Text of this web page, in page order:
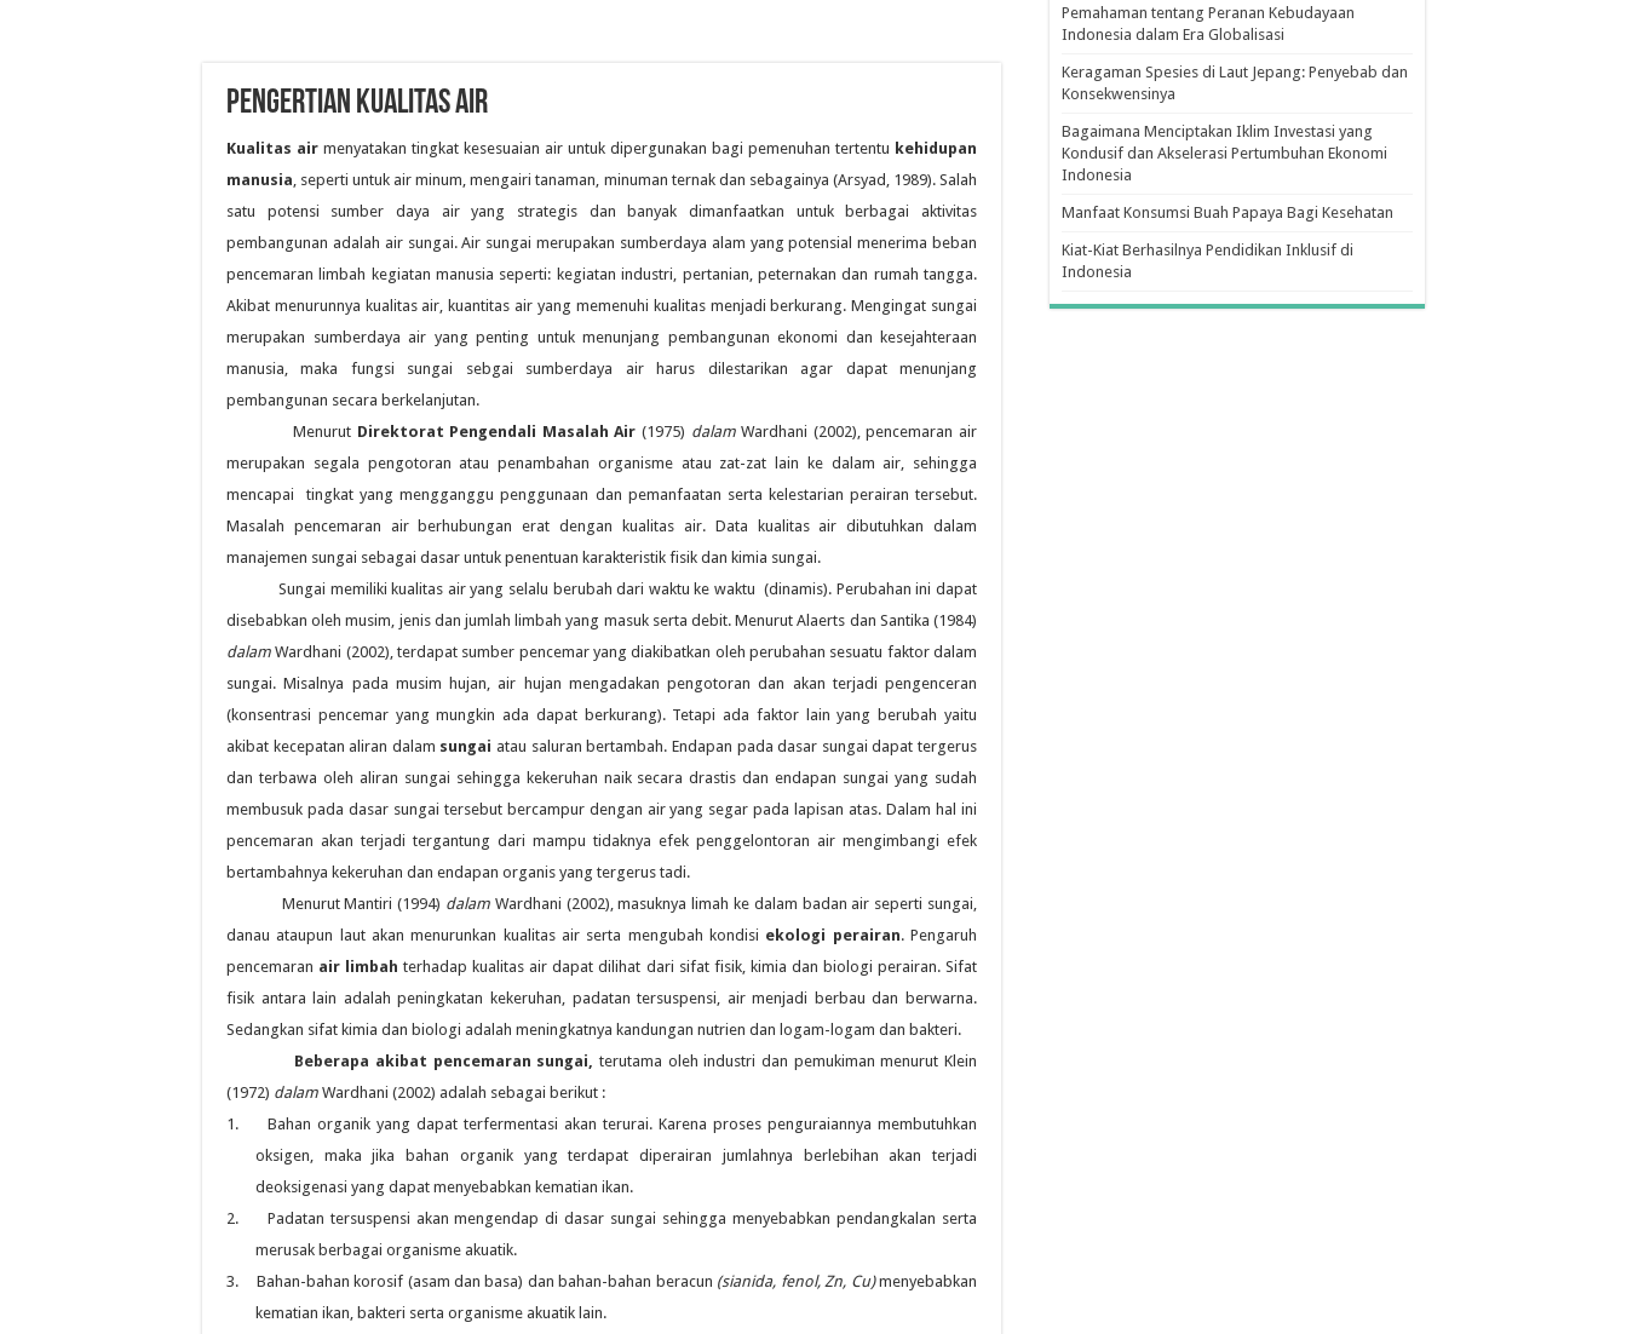
PENGERTIAN KUALITAS AIR
Kualitas air menyatakan tingkat kesesuaian air untuk dipergunakan bagi pemenuhan tertentu kehidupan
manusia, seperti untuk air minum, mengairi tanaman, minuman ternak dan sebagainya (Arsyad, 1989). Salah
satu potensi sumber daya air yang strategis dan banyak dimanfaatkan untuk berbagai aktivitas
pembangunan adalah air sungai. Air sungai merupakan sumberdaya alam yang potensial menerima beban
pencemaran limbah kegiatan manusia seperti: kegiatan industri, pertanian, peternakan dan rumah tangga.
Akibat menurunnya kualitas air, kuantitas air yang memenuhi kualitas menjadi berkurang. Mengingat sungai
merupakan sumberdaya air yang penting untuk menunjang pembangunan ekonomi dan kesejahteraan
manusia, maka fungsi sungai sebgai sumberdaya air harus dilestarikan agar dapat menunjang
pembangunan secara berkelanjutan.
Menurut Direktorat Pengendali Masalah Air (1975) dalamWardhani (2002), pencemaran air
merupakan segala pengotoran atau penambahan organisme atau zat-zat lain ke dalam air, sehingga
mencapai tingkat yang mengganggu penggunaan dan pemanfaatan serta kelestarian perairan tersebut.
Masalah pencemaran air berhubungan erat dengan kualitas air. Data kualitas air dibutuhkan dalam
manajemen sungai sebagai dasar untuk penentuan karakteristik fisik dan kimia sungai.
Sungai memiliki kualitas air yang selalu berubah dari waktu ke waktu (dinamis). Perubahan ini dapat
disebabkan oleh musim, jenis dan jumlah limbah yang masuk serta debit. Menurut Alaerts dan Santika (1984)
dalam Wardhani (2002), terdapat sumber pencemar yang diakibatkan oleh perubahan sesuatu faktor dalam
sungai. Misalnya pada musim hujan, air hujan mengadakan pengotoran dan akan terjadi pengenceran
(konsentrasi pencemar yang mungkin ada dapat berkurang). Tetapi ada faktor lain yang berubah yaitu
akibat kecepatan aliran dalam sungai atau saluran bertambah. Endapan pada dasar sungai dapat tergerus
dan terbawa oleh aliran sungai sehingga kekeruhan naik secara drastis dan endapan sungai yang sudah
membusuk pada dasar sungai tersebut bercampur dengan air yang segar pada lapisan atas. Dalam hal ini
pencemaran akan terjadi tergantung dari mampu tidaknya efek penggelontoran air mengimbangi efek
bertambahnya kekeruhan dan endapan organis yang tergerus tadi.
Menurut Mantiri (1994) dalam Wardhani (2002), masuknya limah ke dalam badan air seperti sungai,
danau ataupun laut akan menurunkan kualitas air serta mengubah kondisi ekologi perairan. Pengaruh
pencemaran air limbah terhadap kualitas air dapat dilihat dari sifat fisik, kimia dan biologi perairan. Sifat
fisik antara lain adalah peningkatan kekeruhan, padatan tersuspensi, air menjadi berbau dan berwarna.
Sedangkan sifat kimia dan biologi adalah meningkatnya kandungan nutrien dan logam-logam dan bakteri.
Beberapa akibat pencemaran sungai, terutama oleh industri dan pemukiman menurut Klein
(1972) dalam Wardhani (2002) adalah sebagai berikut :
1.
Bahan organik yang dapat terfermentasi akan terurai. Karena proses penguraiannya membutuhkan
oksigen, maka jika bahan organik yang terdapat diperairan jumlahnya berlebihan akan terjadi
deoksigenasi yang dapat menyebabkan kematian ikan.
2.
Padatan tersuspensi akan mengendap di dasar sungai sehingga menyebabkan pendangkalan serta
merusak berbagai organisme akuatik.
3.
Bahan-bahan korosif (asam dan basa) dan bahan-bahan beracun (sianida, fenol, Zn, Cu)menyebabkan
kematian ikan, bakteri serta organisme akuatik lain.
Pemahaman tentang Peranan Kebudayaan
Indonesia dalam Era Globalisasi
Keragaman Spesies di Laut Jepang: Penyebab dan
Konsekwensinya
Bagaimana Menciptakan Iklim Investasi yang
Kondusif dan Akselerasi Pertumbuhan Ekonomi
Indonesia
Manfaat Konsumsi Buah Papaya Bagi Kesehatan
Kiat-Kiat Berhasilnya Pendidikan Inklusif di
Indonesia